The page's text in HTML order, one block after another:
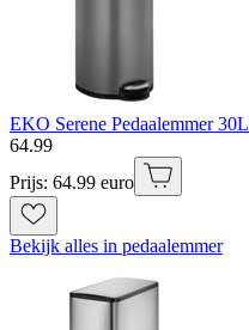
EKO Serene Pedaalemmer 30L
64.99
Prijs: 64.99 euro
Bekijk alles in pedaalemmer